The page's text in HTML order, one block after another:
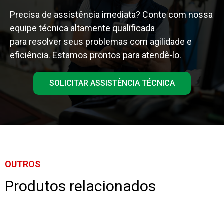
Precisa de assistência imediata? Conte com nossa
equipe técnica altamente qualificada
para resolver seus problemas com agilidade e
eficiência. Estamos prontos para atendê-lo.
SOLICITAR ASSISTÊNCIA TÉCNICA
OUTROS
Produtos relacionados